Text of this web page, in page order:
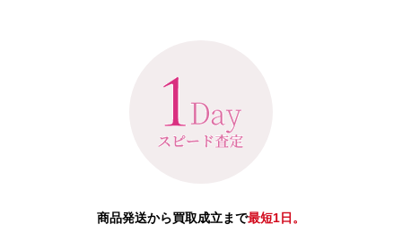
商品発送から買取成立まで最短1日。